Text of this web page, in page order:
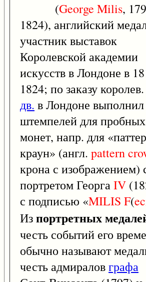
(George Milis,
1824), английский
участник выставок
Королевской академии
искусств в Лондоне в
1824; по заказу королев.
дв. в Лондоне
штемпелей для пробных
монет, напр. для
краун» (англ. pattern
крона с изображением)
портретом ГеоргаIV
с подписью «MILIS F(
Изпортретных
честь событий его
обычно называют
честь адмираловграфа